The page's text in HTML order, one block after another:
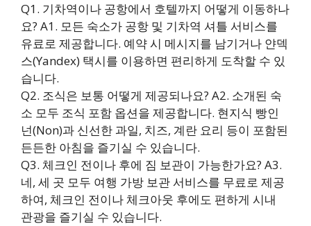
Q1. 기차역이나 공항에서 호텔까지 어떻게 이동하나
요? A1. 모든 숙소가 공항 및 기차역 셔틀 서비스를
유료로 제공합니다. 예약 시 메시지를 남기거나 얀덱
스(Yandex) 택시를 이용하면 편리하게 도착할 수 있
습니다.
Q2. 조식은 보통 어떻게 제공되나요? A2. 소개된 숙
소 모두 조식 포함 옵션을 제공합니다. 현지식 빵인
넌(Non)과 신선한 과일, 치즈, 계란 요리 등이 포함된
든든한 아침을 즐기실 수 있습니다.
Q3. 체크인 전이나 후에 짐 보관이 가능한가요? A3.
네, 세 곳 모두 여행 가방 보관 서비스를 무료로 제공
하여, 체크인 전이나 체크아웃 후에도 편하게 시내
관광을 즐기실 수 있습니다.